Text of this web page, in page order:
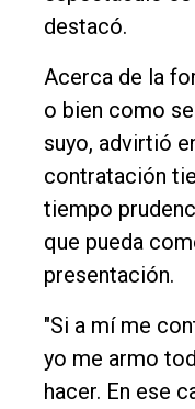
destacó.
Acerca de la
o bien como
suyo, advirtió
contratación
tiempo
que pueda
presentación.
"Si a mí me
yo me armo
hacer. En ese